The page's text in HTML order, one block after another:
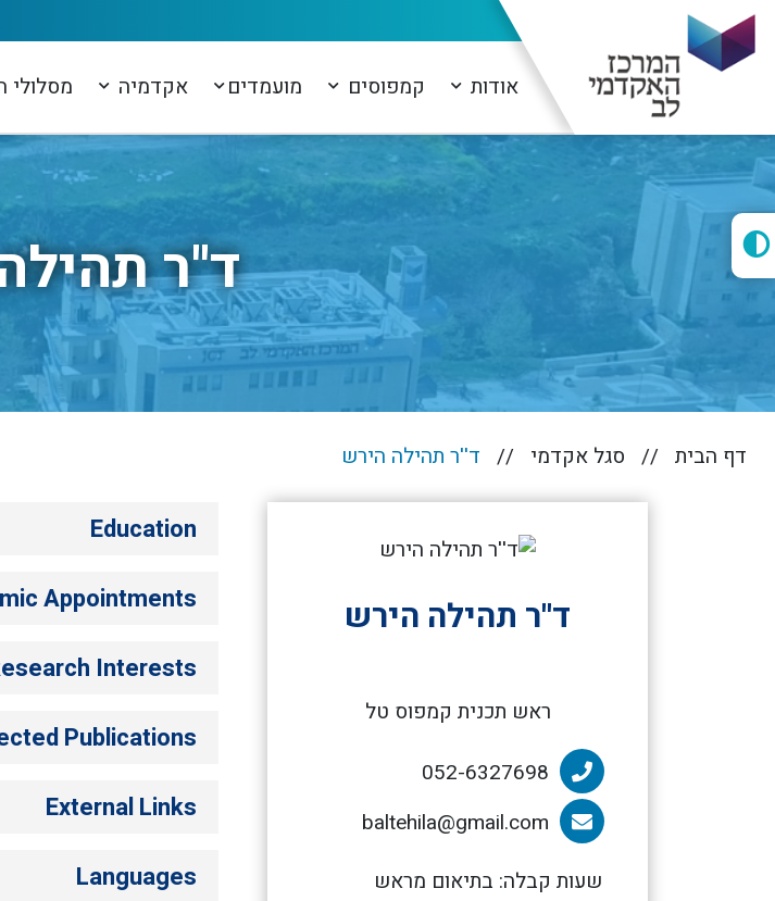
אודות קמפוסים מועמדים אקדמיה מסלולי
ד''ר
דף הבית סגל אקדמי ד''ר תהילה הירש
ד''ר תהילה הירש
ראש תכנית קמפוס טל
הטלפון של ד''ר תהילה הירש
הדוא”ל של ד''ר תהילה הירש
שעות קבלה: בתיאום מראש
Education
Appointments
Interests
Publications
External Links
Languages